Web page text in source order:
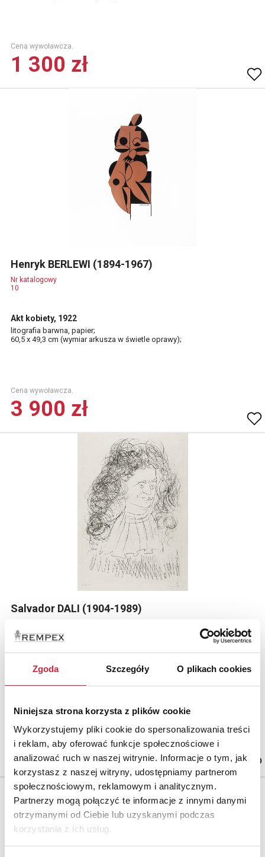
Zgoda Szczegóły O plikach cookies
Niniejsza strona korzysta z plików cookie
Wykorzystujemy pliki cookie do spersonalizowania treści
i reklam, aby oferować funkcje społecznościowe i
analizować ruch w naszej witrynie. Informacje o tym, jak
korzystasz z naszej witryny, udostępniamy partnerom
społecznościowym, reklamowym i analitycznym.
Partnerzy mogą połączyć te informacje z innymi danymi
otrzymanymi od Ciebie lub uzyskanymi podczas
korzystania z ich usług.
Cena wywoławcza.
1 300 zł
Henryk BERLEWI (1894-1967)
Nr katalogowy
10
Akt kobiety, 1922
litografia barwna, papier;
60,5 x 49,3 cm (wymiar arkusza w świetle oprawy);
Cena wywoławcza.
3 900 zł
Salvador DALI (1904-1989)
11
litografia, papier; 59 x 41 cm (wymiar odbitki),
64 x 45 cm (wymiar arkusza w świetle oprawy);
Cena wywoławcza.
3 200 zł